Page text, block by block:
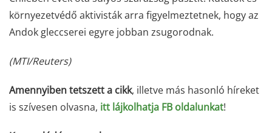
környezetvédő aktivisták arra figyelmeztetnek, hogy az
Andok gleccserei egyre jobban zsugorodnak.
(MTI/Reuters)
Amennyiben tetszett a cikk, illetve más hasonló híreket
is szívesen olvasna, itt lájkolhatja FB oldalunkat!